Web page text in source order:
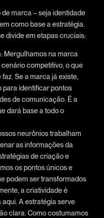
marca – seja identidade
como base a estratégia.
divide em etapas cruciais:
Mergulhamos na marca
competitivo, o que
Se a marca já existe,
para identificar pontos
de comunicação. É a
dará base a todo o
neurônios trabalham
as informações da
de criação e
os pontos únicos e
podem ser transformados
a criatividade é
A estratégia serve
clara. Como costumamos